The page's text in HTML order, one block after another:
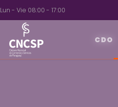
Lun - Vie 08:00 - 17:00
CDO